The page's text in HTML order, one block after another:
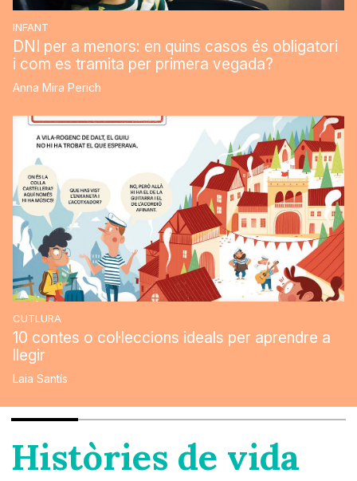
INFANT
DNI per a menors: en quins casos és obligatori
i com es tramita per primera vegada?
Anna Mira Perich
CUTLURA
10 contes o col·leccions ideals per aprendre a
llegir
Laia Santís
Històries de vida